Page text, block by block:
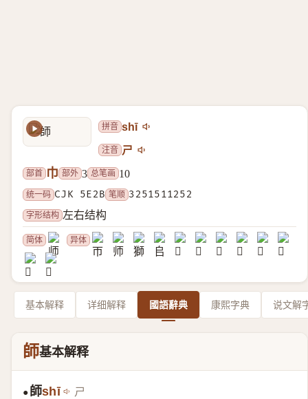
拼音 shī
注音 ㄕ
部首 巾 部外 3 总笔画 10
统一码 CJK 5E2B 笔顺 3251511252
字形结构 左右结构
简体 异体
基本解释 详细解释 國語辭典 康熙字典 说文解
師基本解释
● 師shī ㄕ